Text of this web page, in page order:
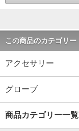
この商品のカテゴリー
アクセサリー
グローブ
商品カテゴリー一覧